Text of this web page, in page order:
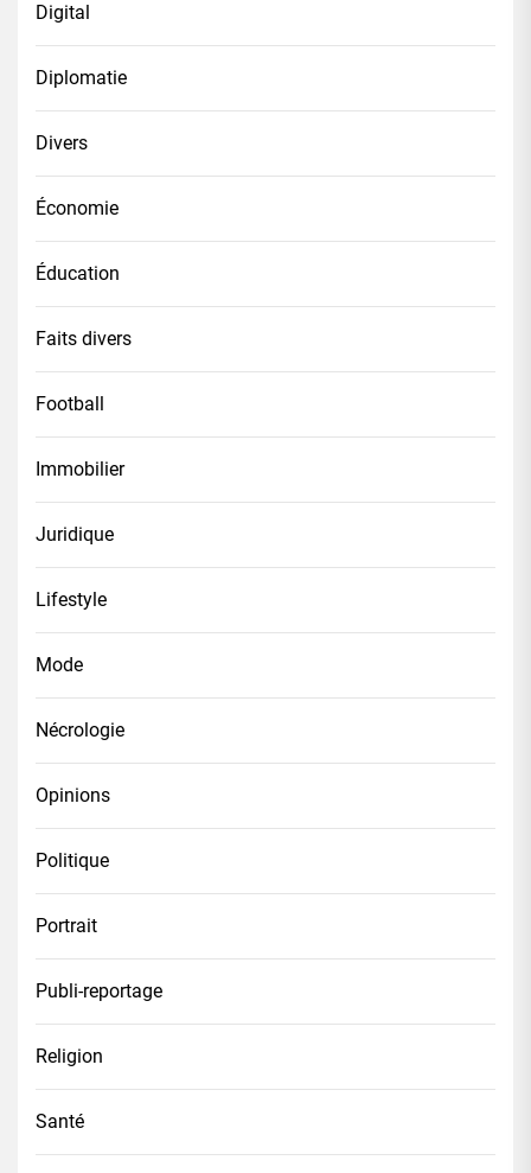
Digital
Diplomatie
Divers
Économie
Éducation
Faits divers
Football
Immobilier
Juridique
Lifestyle
Mode
Nécrologie
Opinions
Politique
Portrait
Publi-reportage
Religion
Santé